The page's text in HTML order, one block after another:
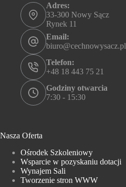
Adres:
33-300 Nowy Sącz
Rynek 11
Email:
biuro@cechnowysacz.pl
Telefon:
+48 18 443 75 21
Godziny otwarcia
7:30 - 15:30
Nasza Oferta
Ośrodek Szkoleniowy
Wsparcie w pozyskaniu dotacji
Wynajem Sali
Tworzenie stron WWW